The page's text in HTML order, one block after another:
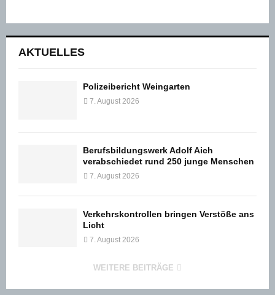
AKTUELLES
Polizeibericht Weingarten
7. August 2026
Berufsbildungswerk Adolf Aich
verabschiedet rund 250 junge Menschen
7. August 2026
Verkehrskontrollen bringen Verstöße ans
Licht
7. August 2026
WEITERE BEITRÄGE